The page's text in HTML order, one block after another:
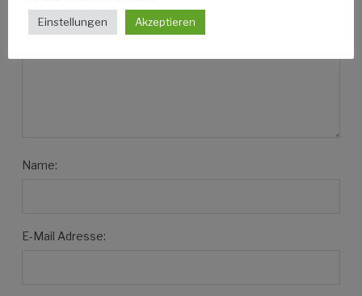
Name:
E-Mail Adresse:
Einstellungen Akzeptieren